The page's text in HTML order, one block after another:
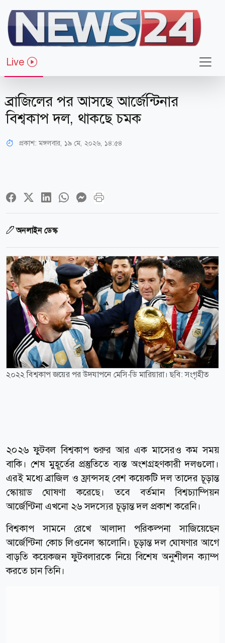
Live
খেলাধুলা
ব্রাজিলের পর আসছে আর্জেন্টিনার
বিশ্বকাপ দল, থাকছে চমক
প্রকাশ:মঙ্গলবার, ১৯ মে, ২০২৬, ১৪:৫৪
অনলাইন ডেস্ক
২০২২ বিশ্বকাপ জয়ের পর উদযাপনে মেসি-ডি মারিয়ারা। ছবি: সংগৃহীত
২০২৬ ফুটবল বিশ্বকাপ শুরুর আর এক মাসেরও কম সময়
বাকি। শেষ মুহূর্তের প্রস্তুতিতে ব্যস্ত অংশগ্রহণকারী দলগুলো।
এরই মধ্যে ব্রাজিল ও ফ্রান্সসহ বেশ কয়েকটি দল তাদের চূড়ান্ত
স্কোয়াড ঘোষণা করেছে। তবে বর্তমান বিশ্বচ্যাম্পিয়ন
আর্জেন্টিনা এখনো ২৬ সদস্যের চূড়ান্ত দল প্রকাশ করেনি।
বিশ্বকাপ সামনে রেখে আলাদা পরিকল্পনা সাজিয়েছেন
আর্জেন্টিনা কোচ লিওনেল স্কালোনি। চূড়ান্ত দল ঘোষণার আগে
বাড়তি কয়েকজন ফুটবলারকে নিয়ে বিশেষ অনুশীলন ক্যাম্প
করতে চান তিনি।